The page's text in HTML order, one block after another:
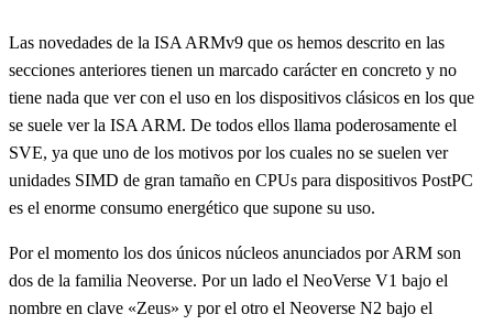
Las novedades de la ISA ARMv9 que os hemos descrito en las
secciones anteriores tienen un marcado carácter en concreto y no
tiene nada que ver con el uso en los dispositivos clásicos en los que
se suele ver la ISA ARM. De todos ellos llama poderosamente el
SVE, ya que uno de los motivos por los cuales no se suelen ver
unidades SIMD de gran tamaño en CPUs para dispositivos PostPC
es el enorme consumo energético que supone su uso.
Por el momento los dos únicos núcleos anunciados por ARM son
dos de la familia Neoverse. Por un lado el NeoVerse V1 bajo el
nombre en clave «Zeus» y por el otro el Neoverse N2 bajo el